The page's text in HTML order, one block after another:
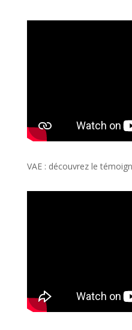
VAE : découvrez le